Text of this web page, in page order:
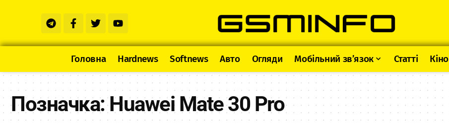
Головна Hardnews Softnews Авто Огляди Мобільний зв’язок Статті Кіно
Позначка:Huawei Mate 30 Pro